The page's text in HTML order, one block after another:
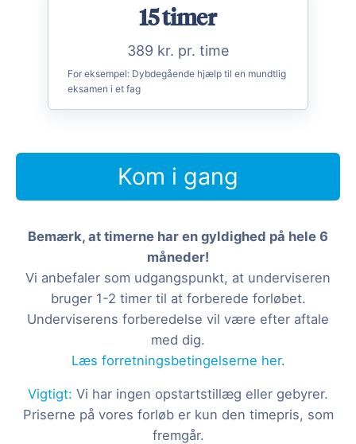
15 timer
389 kr. pr. time
For eksempel: Dybdegående hjælp til en mundtlig
eksamen i et fag
Kom i gang
Bemærk, at timerne har en gyldighed på hele 6
måneder!
Vi anbefaler som udgangspunkt, at underviseren
bruger 1-2 timer til at forberede forløbet.
Underviserens forberedelse vil være efter aftale
med dig.
Læs forretningsbetingelserne her.
Vigtigt: Vi har ingen opstartstillæg eller gebyrer.
Priserne på vores forløb er kun den timepris, som
fremgår.